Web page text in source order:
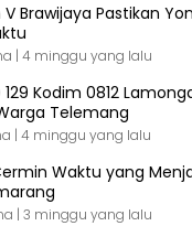
Brawijaya Pastikan
| 4 minggu yang lalu
129 Kodim 0812
Telemang
| 4 minggu yang lalu
Waktu yang
| 3 minggu yang lalu